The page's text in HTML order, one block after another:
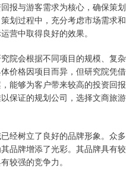
报与游客需求为核心，确保策划
划过程中，充分考虑市场需求和
营中取得良好的效果。
院会根据不同项目的规模、复杂
价格因项目而异，但研究院凭借
能够为客户带来较高的投资回报
保证的规划公司，选择文商旅游
经树立了良好的品牌形象。众多
品牌增添了光彩。其品牌具有较
较强的竞争力。